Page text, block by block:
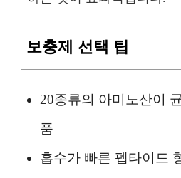
보충제 선택 팁
20종류의 아미노산이
품
흡수가 빠른 펩타이드